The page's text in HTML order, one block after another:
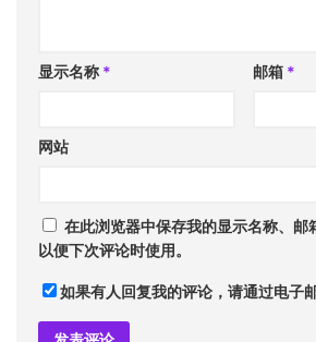
显示名称 * 邮箱 *
网站
在此浏览器中保存我的显示名称、邮
以便下次评论时使用。
如果有人回复我的评论，请通过电子